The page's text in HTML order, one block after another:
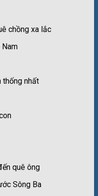
chồng xa lắc
Nam
thống nhất
quê ông
Sông Ba